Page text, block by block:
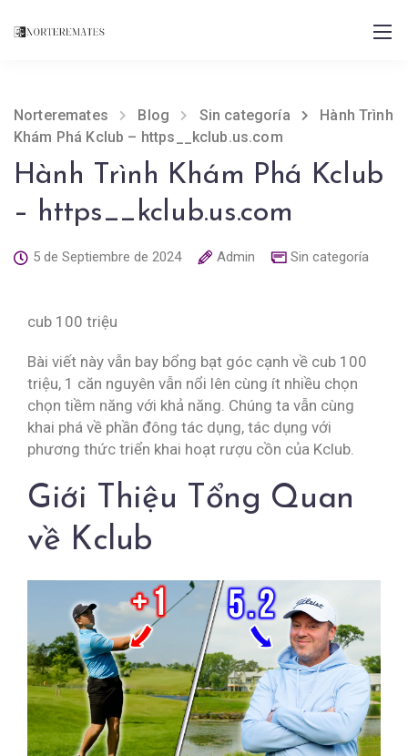
Norteremates Blog Sin categoría
Hành Trình
Khám Phá Kclub – https__kclub.us.com
Hành Trình Khám Phá Kclub
– https__kclub.us.com
5 de Septiembre de 2024 Admin Sin categoría
cub 100 triệu
Bài viết này vẫn bay bổng bạt góc cạnh về cub 100
triệu, 1 căn nguyên vẫn nổi lên cùng ít nhiều chọn
chọn tiềm năng với khả năng. Chúng ta vẫn cùng
khai phá về phần đông tác dụng, tác dụng với
phương thức triển khai hoạt rượu cồn của Kclub.
Giới Thiệu Tổng Quan
về Kclub